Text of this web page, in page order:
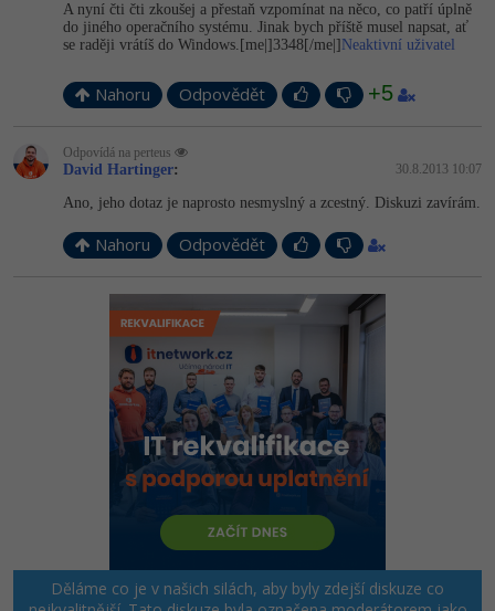
A nyní čti čti zkoušej a přestaň vzpomínat na něco, co patří úplně
do jiného operačního systému. Jinak bych příště musel napsat, ať
se raději vrátíš do Windows.[me|]3348[/­me|] Neaktivní uživatel
Nahoru Odpovědět +5
Odpovídá na perteus
David Hartinger: 30.8.2013 10:07
Ano, jeho dotaz je naprosto nesmyslný a zcestný. Diskuzi zavírám.
Nahoru Odpovědět
Děláme co je v našich silách, aby byly zdejší diskuze co